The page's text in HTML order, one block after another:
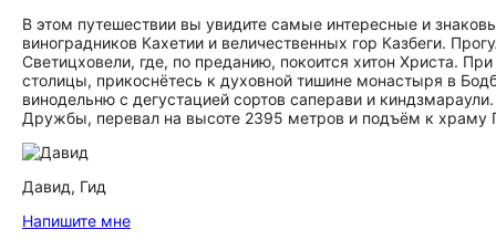
В этом путешествии вы увидите самые интересные и
виноградников Кахетии и величественных гор Казбеги.
Светицховели, где, по преданию, покоится хитон Христа.
столицы, прикоснётесь к духовной тишине монастыря в
винодельню с дегустацией сортов саперави и
Дружбы, перевал на высоте 2395 метров и подъём к храму
Давид, Гид
Напишите мне